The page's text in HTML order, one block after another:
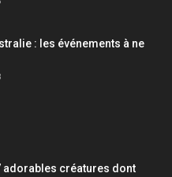
: les événements à ne
adorables créatures dont